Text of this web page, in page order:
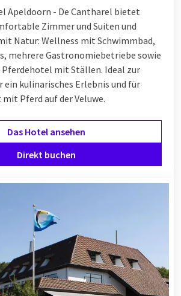
Apeldoorn - De Cantharel bietet
Zimmer und Suiten und
Natur: Wellness mit Schwimmbad,
mehrere Gastronomiebetriebe sowie
mit Ställen. Ideal zur
ein kulinarisches Erlebnis und für
Pferd auf der Veluwe.
Das Hotel ansehen
Direkt buchen